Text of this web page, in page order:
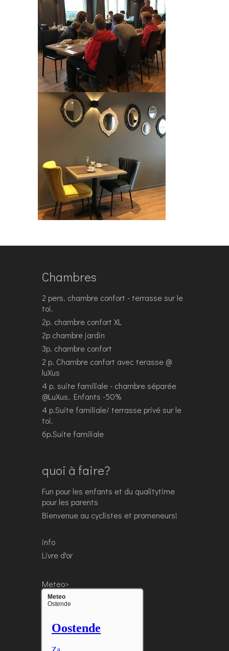
Chambres
2 pers. chambre confort - terrasse sur le
toi.
2p. chambre confort XL
2p chambre jardin
3p. chambre confort
2 p. Chambre confort avec terasse @
luXus
4 p. suite familiale - chambre séparée
@LuXus. Enfants -50%
4 p.Suite familiale/ terrasse privé sur le
toi.
6p.Suite familiale
quoi à faire?
Fun pour les enfants et du qualitytime
pour les parents
Bienvenue au cyclistes et promeneurs!
info
Livre d'or
Meteo>
Meteo
Ostende